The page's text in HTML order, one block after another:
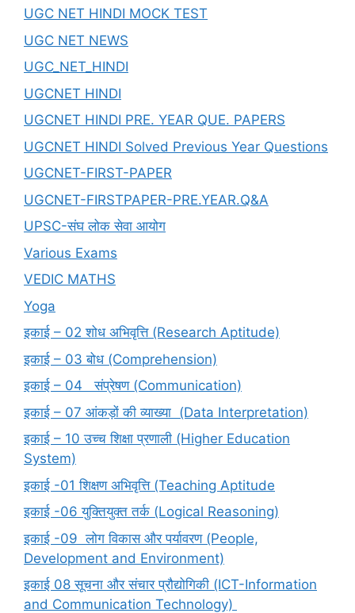
UGC NET HINDI MOCK TEST
UGC NET NEWS
UGC_NET_HINDI
UGCNET HINDI
UGCNET HINDI PRE. YEAR QUE. PAPERS
UGCNET HINDI Solved Previous Year Questions
UGCNET-FIRST-PAPER
UGCNET-FIRSTPAPER-PRE.YEAR.Q&A
UPSC-संघ लोक सेवा आयोग
Various Exams
VEDIC MATHS
Yoga
इकाई – 02 शोध अभिवृत्ति (Research Aptitude)
इकाई – 03 बोध (Comprehension)
इकाई – 04 संप्रेषण (Communication)
इकाई – 07 आंकड़ों की व्याख्या (Data Interpretation)
इकाई – 10 उच्च शिक्षा प्रणाली (Higher Education
System)
इकाई -01 शिक्षण अभिवृत्ति (Teaching Aptitude
इकाई -06 युक्तियुक्त तर्क (Logical Reasoning)
इकाई -09 लोग विकास और पर्यावरण (People,
Development and Environment)
इकाई 08 सूचना और संचार प्रौद्योगिकी (ICT-Information
and Communication Technology)